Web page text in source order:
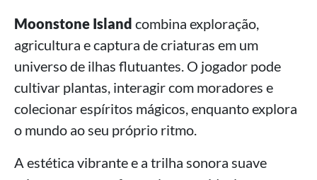
Moonstone Island combina exploração,
agricultura e captura de criaturas em um
universo de ilhas flutuantes. O jogador pode
cultivar plantas, interagir com moradores e
colecionar espíritos mágicos, enquanto explora
o mundo ao seu próprio ritmo.
A estética vibrante e a trilha sonora suave